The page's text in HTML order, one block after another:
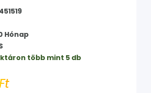
451519
Hónap
több mint 5 db